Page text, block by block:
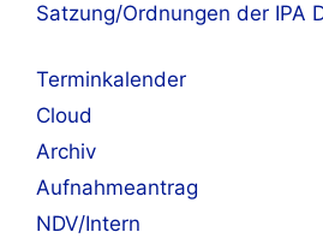
Satzung/Ordnungen der IPA
Terminkalender
Cloud
Archiv
Aufnahmeantrag
NDV/Intern